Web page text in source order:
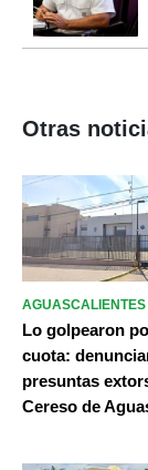
Otras
AGUASCALIENTES
Lo golpearon
cuota:
presuntas
Cereso de